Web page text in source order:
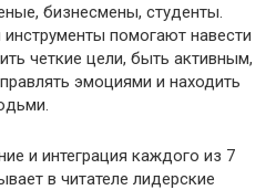
бизнесмены, студенты.
помогают навести
четкие цели, быть активным,
эмоциями и находить
и интеграция каждого из 7
в читателе лидерские